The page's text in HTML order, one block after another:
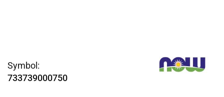
Symbol:
733739000750